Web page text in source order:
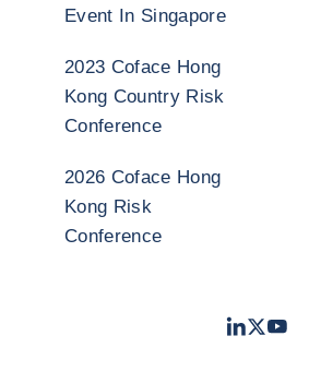
Event In Singapore
2023 Coface Hong
Kong Country Risk
Conference
2026 Coface Hong
Kong Risk
Conference
LinkedIn
TwitterYoutube